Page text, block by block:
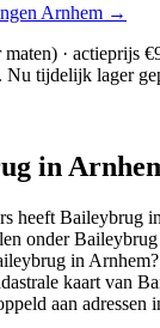
Arnhem →
· actieprijs
Nu tijdelijk lager
in
heeft Baileybrug
onder
in Arnhem?
kaart van
aan adressen